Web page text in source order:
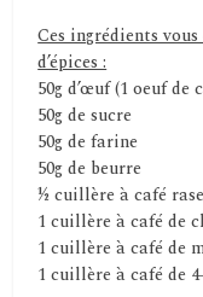
Ces ingrédients
d’épices :
50g d’œuf (1 oeuf de
50g de sucre
50g de farine
50g de beurre
½ cuillère à café
1 cuillère à café de
1 cuillère à café de
1 cuillère à café de